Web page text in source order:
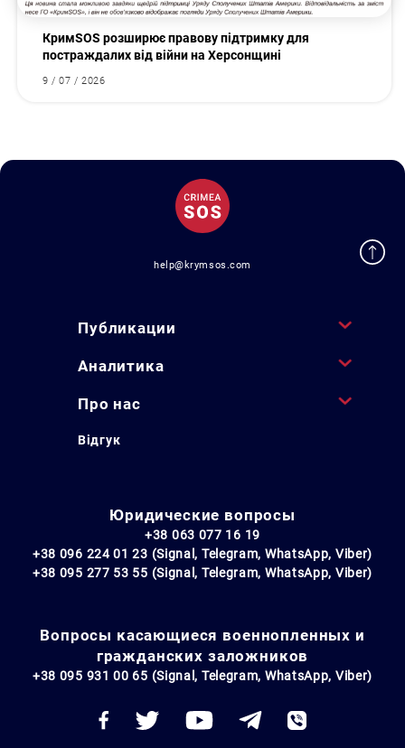
КримSOS розширює правову підтримку для
постраждалих від війни на Херсонщині
9 / 07 / 2026
help@krymsos.com
Публикации
Аналитика
Про нас
Відгук
Юридические вопросы
+38 063 077 16 19
+38 096 224 01 23 (Signal, Telegram, WhatsApp, Viber)
+38 095 277 53 55 (Signal, Telegram, WhatsApp, Viber)
Вопросы касающиеся военнопленных и
гражданских заложников
+38 095 931 00 65 (Signal, Telegram, WhatsApp, Viber)